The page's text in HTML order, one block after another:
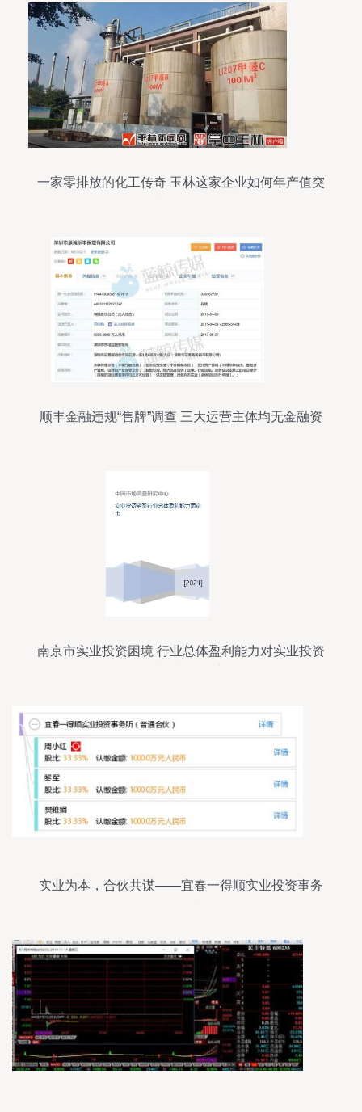
一家零排放的化工传奇 玉林这家企业如何年产值突
顺丰金融违规“售牌”调查 三大运营主体均无金融资
南京市实业投资困境 行业总体盈利能力对实业投资
实业为本，合伙共谋——宜春一得顺实业投资事务